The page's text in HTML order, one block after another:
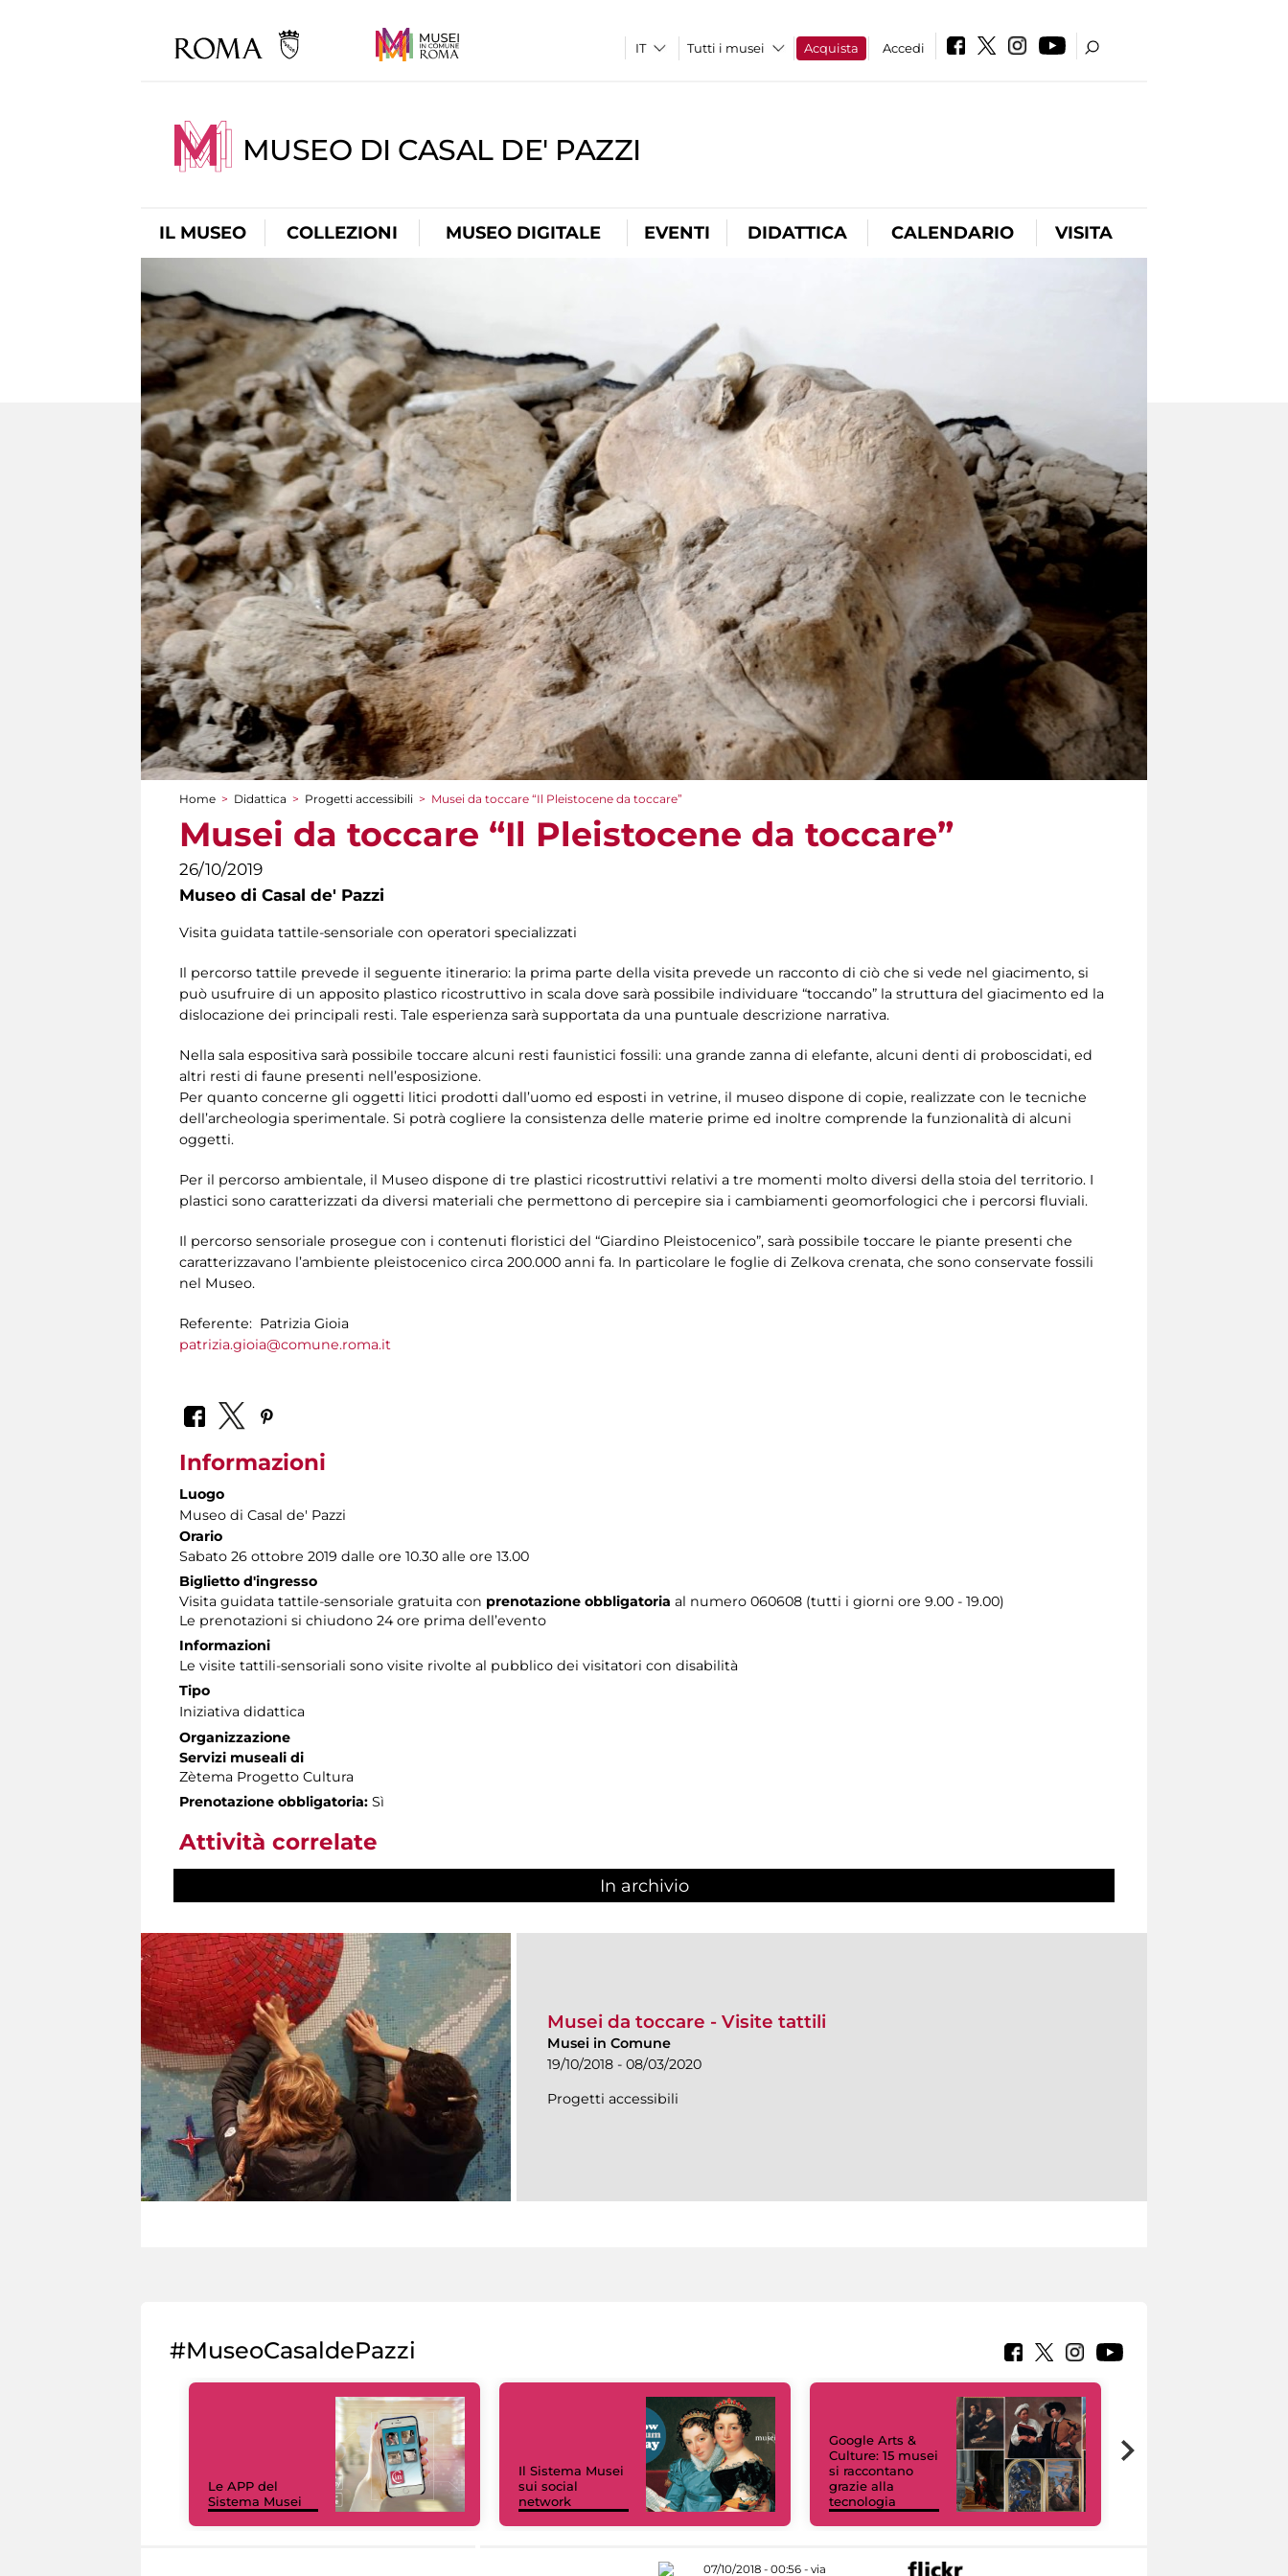
Tutti i musei Acquista Accedi
MUSEO DI CASAL DE' PAZZI
IL MUSEO COLLEZIONI MUSEO DIGITALE EVENTI DIDATTICA CALENDARIO VISITA
Tu sei qui
Home > Didattica > Progetti accessibili > Musei da toccare “Il Pleistocene da toccare”
Musei da toccare “Il Pleistocene da toccare”
26/10/2019
Museo di Casal de' Pazzi
Visita guidata tattile-sensoriale con operatori specializzati
Il percorso tattile prevede il seguente itinerario: la prima parte della visita prevede un racconto di ciò che si vede nel giacimento, si
può usufruire di un apposito plastico ricostruttivo in scala dove sarà possibile individuare “toccando” la struttura del giacimento ed la
dislocazione dei principali resti. Tale esperienza sarà supportata da una puntuale descrizione narrativa.
Nella sala espositiva sarà possibile toccare alcuni resti faunistici fossili: una grande zanna di elefante, alcuni denti di proboscidati, ed
altri resti di faune presenti nell’esposizione.
Per quanto concerne gli oggetti litici prodotti dall’uomo ed esposti in vetrine, il museo dispone di copie, realizzate con le tecniche
dell’archeologia sperimentale. Si potrà cogliere la consistenza delle materie prime ed inoltre comprende la funzionalità di alcuni
oggetti.
Per il percorso ambientale, il Museo dispone di tre plastici ricostruttivi relativi a tre momenti molto diversi della stoia del territorio. I
plastici sono caratterizzati da diversi materiali che permettono di percepire sia i cambiamenti geomorfologici che i percorsi fluviali.
Il percorso sensoriale prosegue con i contenuti floristici del “Giardino Pleistocenico”, sarà possibile toccare le piante presenti che
caratterizzavano l’ambiente pleistocenico circa 200.000 anni fa. In particolare le foglie di Zelkova crenata, che sono conservate fossili
nel Museo.
Referente: Patrizia Gioia
patrizia.gioia@comune.roma.it
Informazioni
Luogo
Museo di Casal de' Pazzi
Orario
Sabato 26 ottobre 2019 dalle ore 10.30 alle ore 13.00
Biglietto d'ingresso
Visita guidata tattile-sensoriale gratuita con prenotazione obbligatoria al numero 060608 (tutti i giorni ore 9.00 - 19.00)
Le prenotazioni si chiudono 24 ore prima dell’evento
Informazioni
Le visite tattili-sensoriali sono visite rivolte al pubblico dei visitatori con disabilità
Tipo
Iniziativa didattica
Organizzazione
Servizi museali di
Zètema Progetto Cultura
Prenotazione obbligatoria: Sì
Attività correlate
In archivio
Musei da toccare - Visite tattili
Musei in Comune
19/10/2018 - 08/03/2020
Progetti accessibili
#MuseoCasaldePazzi
Le APP del
Sistema Musei
Il Sistema Musei
sui social
network
Google Arts &
Culture: 15 musei
si raccontano
grazie alla
tecnologia